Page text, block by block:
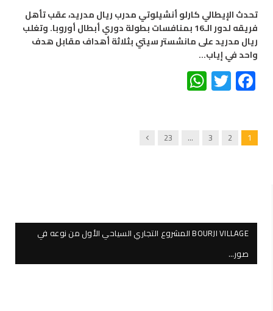
تحدث الإيطالي كارلو أنشيلوتي مدرب ريال مدريد، عقب تأهل
فريقه لدور الـ16 بمنافسات بطولة دوري أبطال أوروبا. وتغلب
ريال مدريد على مانشستر سيتي بثلاثة أهداف مقابل هدف
واحد في إياب…
Facebook
Twitter
1
2
3
…
23
Next
BOURJI VILLAGE المشروع التجاري السياحي الأول من نوعه في
صور…